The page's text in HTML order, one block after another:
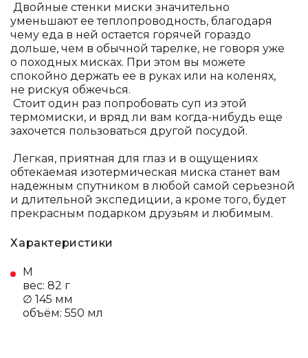
Двойные стенки миски значительно
уменьшают ее теплопроводность, благодаря
чему еда в ней остается горячей гораздо
дольше, чем в обычной тарелке, не говоря уже
о походных мисках. При этом вы можете
спокойно держать ее в руках или на коленях,
не рискуя обжечься.
Стоит один раз попробовать суп из этой
термомиски, и вряд ли вам когда-нибудь еще
захочется пользоваться другой посудой.
Легкая, приятная для глаз и в ощущениях
обтекаемая изотермическая миска станет вам
надежным спутником в любой самой серьезной
и длительной экспедиции, а кроме того, будет
прекрасным подарком друзьям и любимым.
Характеристики
M
вес: 82 г
∅ 145 мм
объём: 550 мл